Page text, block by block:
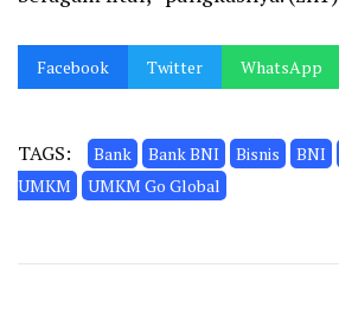
Facebook Twitter WhatsApp
TAGS: Bank Bank BNI Bisnis BNI
UMKM
UMKM Go Global